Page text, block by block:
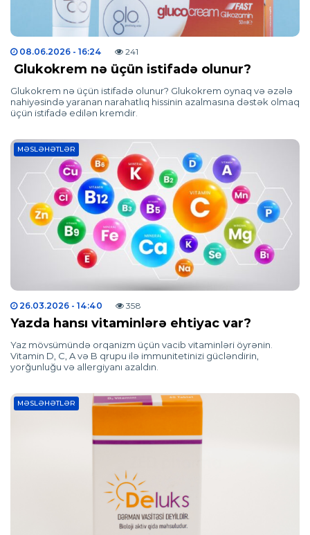
08.06.2026 - 16:24 241
Glukokrem nə üçün istifadə olunur?
Glukokrem nə üçün istifadə olunur? Glukokrem oynaq və əzələ
nahiyəsində yaranan narahatlıq hissinin azalmasına dəstək olmaq
üçün istifadə edilən kremdir.
MƏSLƏHƏTLƏR
26.03.2026 - 14:40 358
Yazda hansı vitaminlərə ehtiyac var?
Yaz mövsümündə orqanizm üçün vacib vitaminləri öyrənin.
Vitamin D, C, A və B qrupu ilə immunitetinizi gücləndirin,
yorğunluğu və allergiyanı azaldın.
MƏSLƏHƏTLƏR